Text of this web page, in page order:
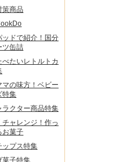
策商品
ッドで紹介！国分
ツ缶詰
べたいレトルトカ
マの味方！ベビー
特集
ラクター商品特集
チャレンジ！作っ
お菓子
ップス特集
菓子特集